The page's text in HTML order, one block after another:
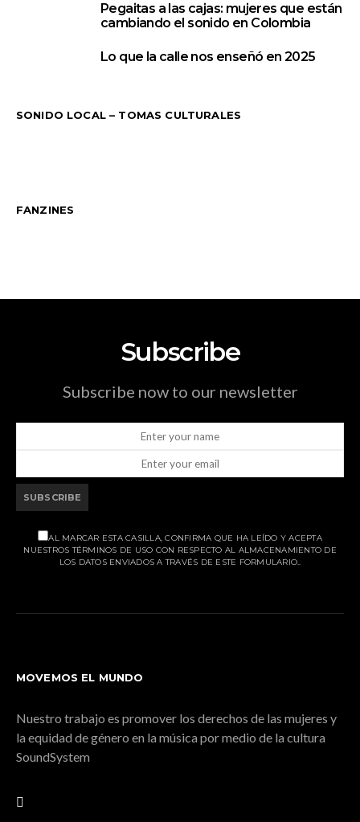
Pegaitas a las cajas: mujeres que están
cambiando el sonido en Colombia
Lo que la calle nos enseñó en 2025
SONIDO LOCAL – TOMAS CULTURALES
FANZINES
Subscribe
Subscribe now to our newsletter
SUBSCRIBE
AL MARCAR ESTA CASILLA, CONFIRMA QUE HA LEÍDO Y ACEPTA
NUESTROS TÉRMINOS DE USO CON RESPECTO AL ALMACENAMIENTO DE
LOS DATOS ENVIADOS A TRAVÉS DE ESTE FORMULARIO..
MOVEMOS EL MUNDO
Nuestro trabajo es promover los derechos de las mujeres y
la equidad de género en la música por medio de la cultura
SoundSystem